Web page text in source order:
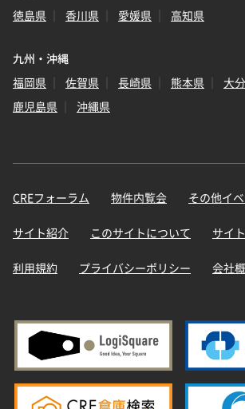
徳島県
香川県 愛媛県 高知県
九州・沖縄
福岡県
佐賀県 長崎県 熊本県 大
鹿児島県
沖縄県
CREフォーラム 物件内覧会 その他イ
サイト紹介 このサイトについて サイ
利用規約 プライバシーポリシー 会社